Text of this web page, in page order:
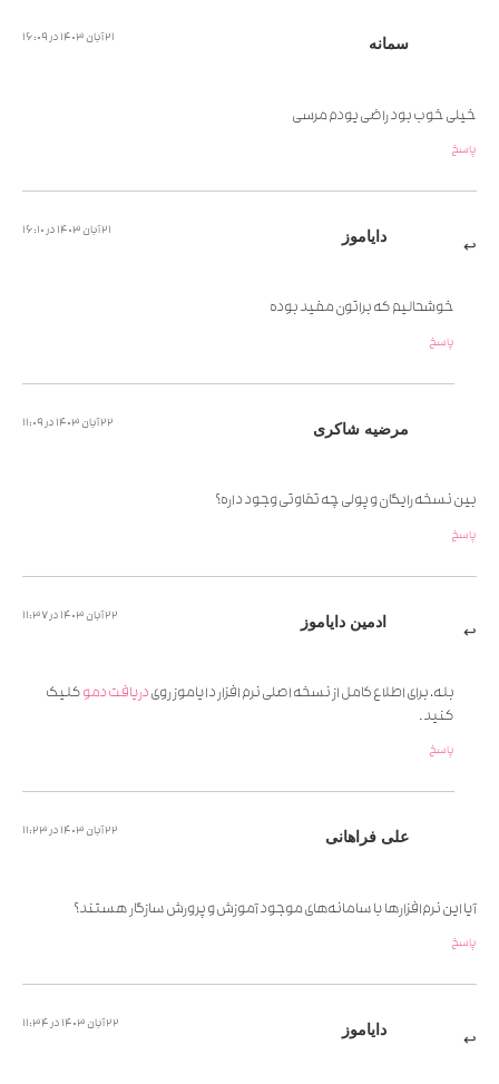
سمانه 21 آبان 1403 در 16:09
خیلی خوب بود راضی یودم مرسی
پاسخ
دایاموز 21 آبان 1403 در 16:10
خوشحالیم که براتون مفید بوده
پاسخ
مرضیه شاکری 22 آبان 1403 در 11:09
بین نسخه رایگان و پولی چه تفاوتی وجود داره؟
پاسخ
ادمین دایاموز 22 آبان 1403 در 11:37
بله، برای اطلاع کامل از نسخه اصلی نرم افزار دایاموز رویدریافت دموکلیک
کنید.
پاسخ
علی فراهانی 22 آبان 1403 در 11:23
آیا این نرم‌افزارها با سامانه‌های موجود آموزش و پرورش سازگار هستند؟
پاسخ
دایاموز 22 آبان 1403 در 11:34